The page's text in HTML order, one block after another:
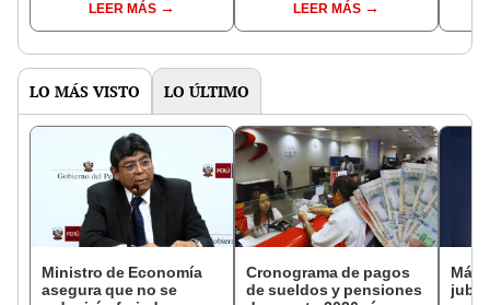
reporte de Osiptel
LEER MÁS
los S/21.000 millones y
con más de 1 millón de
LEER MÁS
LO MÁS VISTO LO ÚLTIMO
Ministro de Economía
asegura que no se
Cronograma de pagos
de sueldos y pensiones
Más